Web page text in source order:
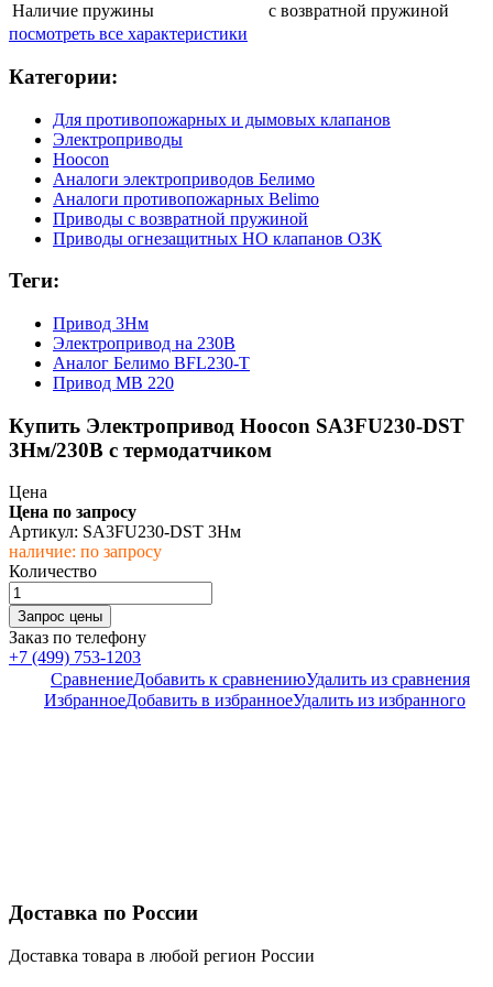
Наличие пружины
с возвратной пружиной
посмотреть все характеристики
Категории:
Для противопожарных и дымовых клапанов
Электроприводы
Hoocon
Аналоги электроприводов Белимо
Аналоги противопожарных Belimo
Приводы с возвратной пружиной
Приводы огнезащитных НО клапанов ОЗК
Теги:
Привод 3Нм
Электропривод на 230В
Аналог Белимо BFL230-T
Привод МВ 220
Купить Электропривод Hoocon SA3FU230-DST
3Нм/230В с термодатчиком
Цена
Цена по запросу
Артикул: SA3FU230-DST 3Нм
наличие: по запросу
Количество
Заказ по телефону
+7 (499) 753-1203
СравнениеДобавить к сравнениюУдалить из сравнения
ИзбранноеДобавить в избранноеУдалить из избранного
Доставка по России
Доставка товара в любой регион России